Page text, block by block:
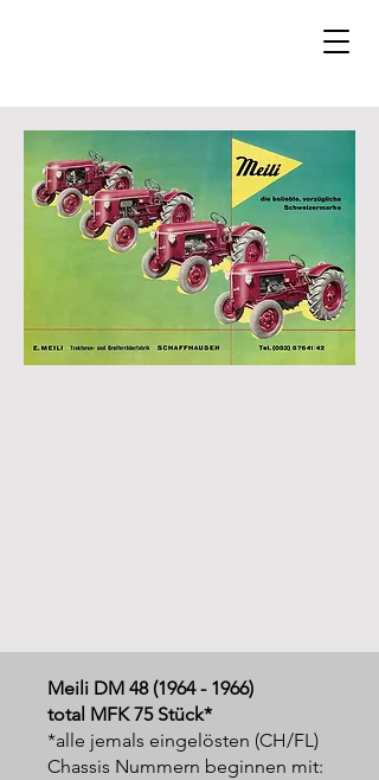
Meili DM 48 (1964 - 1966)
total MFK 75 Stück*
*alle jemals eingelösten (CH/FL)
Chassis Nummern beginnen mit: